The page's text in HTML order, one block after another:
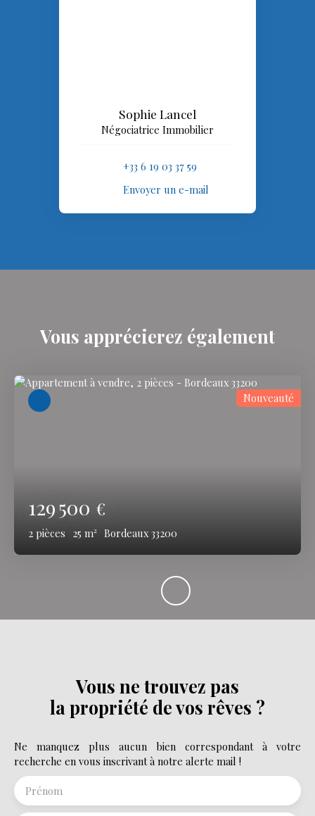
Sophie Lancel
Négociatrice Immobilier
+33 6 19 03 37 59
Envoyer un e-mail
Vous apprécierez également
129 500 €
2 pièces 25 m² Bordeaux 33200
Nouveauté
Vous ne trouvez pas
la propriété de vos rêves ?
Ne manquez plus aucun bien correspondant à votre
recherche en vous inscrivant à notre alerte mail !
Prénom